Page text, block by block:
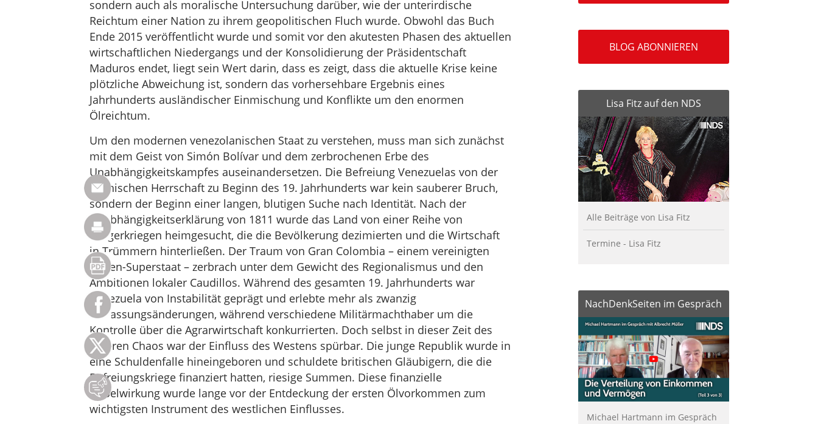
sondern auch als moralische Untersuchung darüber, wie der unterirdische
Reichtum einer Nation zu ihrem geopolitischen Fluch wurde. Obwohl das Buch
Ende 2015 veröffentlicht wurde und somit vor den akutesten Phasen des aktuellen
wirtschaftlichen Niedergangs und der Konsolidierung der Präsidentschaft
Maduros endet, liegt sein Wert darin, dass es zeigt, dass die aktuelle Krise keine
plötzliche Abweichung ist, sondern das vorhersehbare Ergebnis eines
Jahrhunderts ausländischer Einmischung und Konflikte um den enormen
Ölreichtum.
Um den modernen venezolanischen Staat zu verstehen, muss man sich zunächst
mit dem Geist von Simón Bolívar und dem zerbrochenen Erbe des
Unabhängigkeitskampfes auseinandersetzen. Die Befreiung Venezuelas von der
spanischen Herrschaft zu Beginn des 19. Jahrhunderts war kein sauberer Bruch,
sondern der Beginn einer langen, blutigen Suche nach Identität. Nach der
Unabhängigkeitserklärung von 1811 wurde das Land von einer Reihe von
Bürgerkriegen heimgesucht, die die Bevölkerung dezimierten und die Wirtschaft
in Trümmern hinterließen. Der Traum von Gran Colombia – einem vereinigten
Anden-Superstaat – zerbrach unter dem Gewicht des Regionalismus und den
Ambitionen lokaler Caudillos. Während des gesamten 19. Jahrhunderts war
Venezuela von Instabilität geprägt und erlebte mehr als zwanzig
Verfassungsänderungen, während verschiedene Militärmachthaber um die
Kontrolle über die Agrarwirtschaft konkurrierten. Doch selbst in dieser Zeit des
inneren Chaos war der Einfluss des Westens spürbar. Die junge Republik wurde in
eine Schuldenfalle hineingeboren und schuldete britischen Gläubigern, die die
Befreiungskriege finanziert hatten, riesige Summen. Diese finanzielle
Hebelwirkung wurde lange vor der Entdeckung der ersten Ölvorkommen zum
wichtigsten Instrument des westlichen Einflusses.
BLOG ABONNIEREN
Lisa Fitz auf den NDS
Alle Beiträge von Lisa Fitz
Termine - Lisa Fitz
NachDenkSeiten im Gespräch
Michael Hartmann im Gespräch